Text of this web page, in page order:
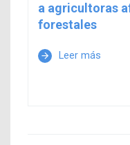
a agricultoras
forestales
arrow_forward Leer más